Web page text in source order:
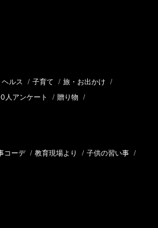
ヘルス / 子育て / 旅・お出かけ /
人アンケート / 贈り物 /
コーデ / 教育現場より / 子供の習い事 /